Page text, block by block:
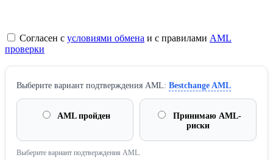
Согласен с условиями обмена и с правилами AML
проверки
Выберите вариант подтверждения AML: Bestchange AML
AML пройден
Принимаю AML-
риски
Выберите вариант подтверждения AML.